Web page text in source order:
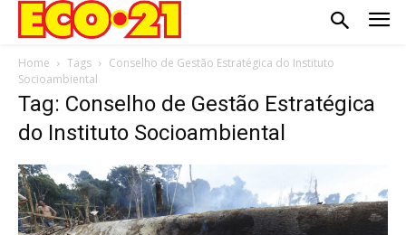
Home Tags
Conselho de Gestão Estratégica do Instituto
Socioambiental
Tag: Conselho de Gestão Estratégica
do Instituto Socioambiental